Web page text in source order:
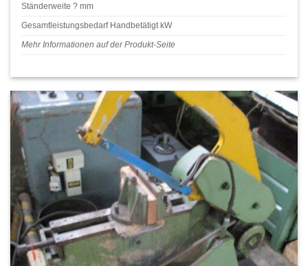
Ständerweite ? mm
Gesamtleistungsbedarf Handbetätigt kW
Mehr Informationen auf der Produkt-Seite